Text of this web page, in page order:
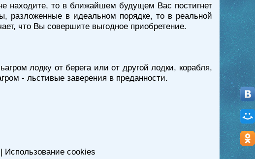
находите, то в ближайшем будущем Вас постигнет
разложенные в идеальном порядке, то в реальной
что Вы совершите выгодное приобретение.
лодку от берега или от другой лодки, корабля,
- льстивые заверения в преданности.
| Использование cookies